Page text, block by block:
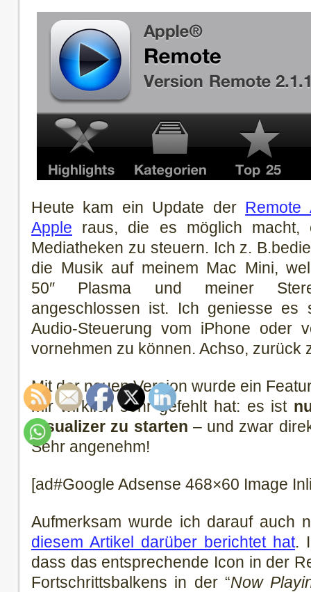
Heute kam ein Update der Remote
Apple raus, die es möglich macht,
Mediatheken zu steuern. Ich z.
die Musik auf meinem Mac Mini,
50″ Plasma und meiner
angeschlossen ist. Ich geniesse es
Audio-Steuerung vom iPhone oder
vornehmen zu können. Achso, zurück
Mit der neuen Version wurde ein
mir wirklich sehr gefehlt hat: es ist
Visualizer zu starten – und zwar
Sehr angenehm!
[ad#Google Adsense 468×60 Image
Aufmerksam wurde ich darauf auch
diesem Artikel darüber berichtet hat.
dass das entsprechende Icon in der
Fortschrittsbalkens in der “Now